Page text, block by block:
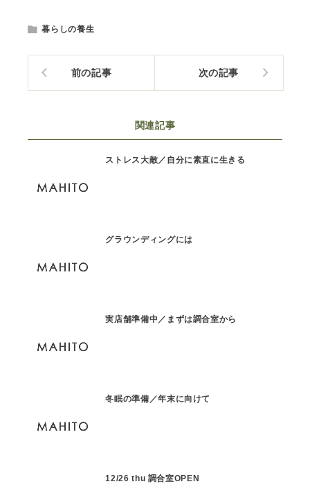
暮らしの養生
前の記事 次の記事
関連記事
ストレス大敵／自分に素直に生きる
グラウンディングには
実店舗準備中／まずは調合室から
冬眠の準備／年末に向けて
12/26 thu 調合室OPEN